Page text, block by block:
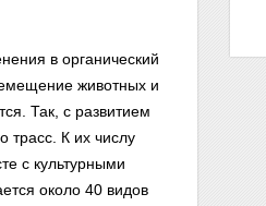
в органический
животных и
Так, с развитием
трасс. К их числу
с культурными
около 40 видов